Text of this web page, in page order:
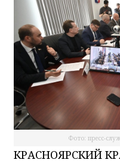
Фото: пресс-
КРАСНОЯРСКИЙ